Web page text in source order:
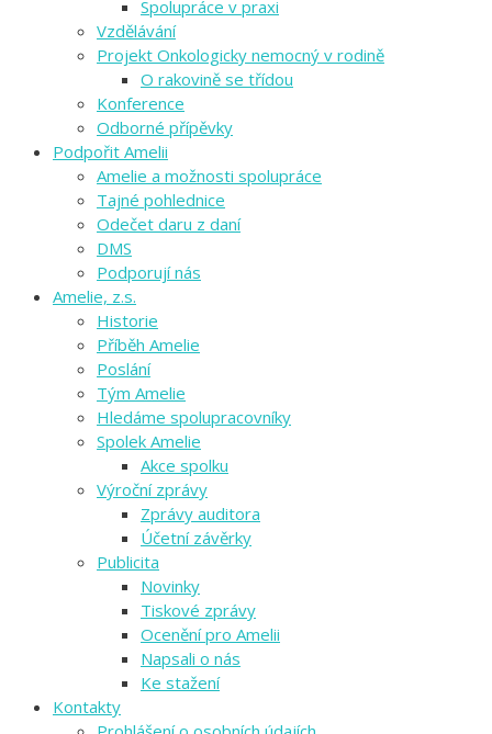
Spolupráce v praxi
Vzdělávání
Projekt Onkologicky nemocný v rodině
O rakovině se třídou
Konference
Odborné přípěvky
Podpořit Amelii
Amelie a možnosti spolupráce
Tajné pohlednice
Odečet daru z daní
DMS
Podporují nás
Amelie, z.s.
Historie
Příběh Amelie
Poslání
Tým Amelie
Hledáme spolupracovníky
Spolek Amelie
Akce spolku
Výroční zprávy
Zprávy auditora
Účetní závěrky
Publicita
Novinky
Tiskové zprávy
Ocenění pro Amelii
Napsali o nás
Ke stažení
Kontakty